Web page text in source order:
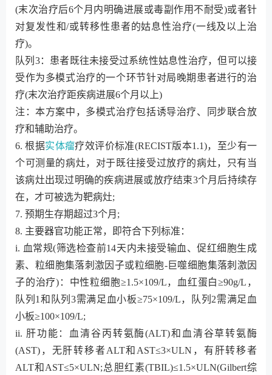
(末次治疗后6个月内明确进展或毒副作用不耐受)或者针
对复发性和/或转移性患者的姑息性治疗(一线及以上治
疗)。
队列3：患者既往未接受过系统性姑息性治疗，但可以接
受作为多模式治疗的一个环节针对局晚期患者进行的治
疗(末次治疗距疾病进展6个月以上)
注：本方案中，多模式治疗包括诱导治疗、同步联合放
疗和辅助治疗。
6. 根据实体瘤疗效评价标准(RECIST版本1.1)，至少有一
个可测量的病灶，对于既往接受过放疗的病灶，只有当
该病灶出现过明确的疾病进展或放疗结束3个月后持续存
在，才可被选为靶病灶;
7. 预期生存期超过3个月;
8. 主要器官功能正常，即符合下列标准：
i. 血常规(筛选检查前14天内未接受输血、促红细胞生成
素、粒细胞集落刺激因子或粒细胞-巨噬细胞集落刺激因
子的治疗)：中性粒细胞≥1.5×109/L，血红蛋白≥90g/L，
队列1和队列3需满足血小板≥75×109/L，队列2需满足血
小板≥100×109/L;
ii. 肝功能：血清谷丙转氨酶(ALT)和血清谷草转氨酶
(AST)，无肝转移者ALT和AST≤3×ULN，有肝转移者
ALT和AST≤5×ULN;总胆红素(TBIL)≤1.5×ULN(Gilbert综